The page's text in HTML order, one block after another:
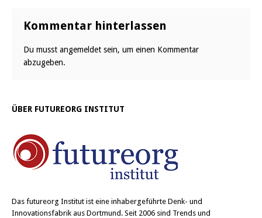
Kommentar hinterlassen
Du musst angemeldet sein, um einen Kommentar
abzugeben.
ÜBER FUTUREORG INSTITUT
Das futureorg Institut ist eine inhabergeführte Denk- und
Innovationsfabrik aus Dortmund. Seit 2006 sind Trends und